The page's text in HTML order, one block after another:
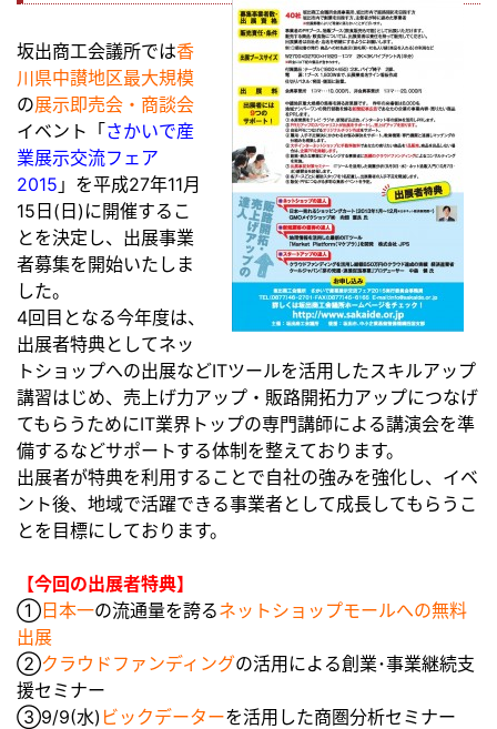
坂出商工会議所では香
川県中讃地区最大規模
の展示即売会・商談会
イベント「さかいで産
業展示交流フェア
2015 」を平成27年11月
15日(日)に開催するこ
とを決定し、出展事業
者募集を開始いたしま
した。
4回目となる今年度は、
出展者特典としてネッ
トショップへの出展などITツールを活用したスキルアップ
講習はじめ、売上げ力アップ・販路開拓力アップにつなげ
てもらうためにIT業界トップの専門講師による講演会を準
備するなどサポートする体制を整えております。
出展者が特典を利用することで自社の強みを強化し、イベ
ント後、地域で活躍できる事業者として成長してもらうこ
とを目標にしております。
【今回の出展者特典】
① 日本一の流通量を誇るネットショップモールへの無料
出展
②クラウドファンディングの活用による創業･事業継続支
援セミナー
③9/9(水) ビックデーターを活用した商圏分析セミナー